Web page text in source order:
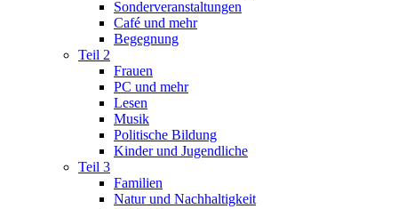
Sonderveranstaltungen
Café und mehr
Begegnung
Teil 2
Frauen
PC und mehr
Lesen
Musik
Politische Bildung
Kinder und Jugendliche
Teil 3
Familien
Natur und Nachhaltigkeit